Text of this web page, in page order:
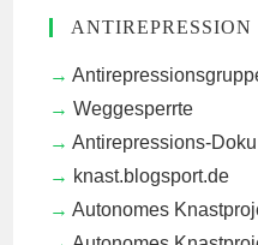
ANTIREPRESSION
Weggesperrte
Antirepressions-Doku
knast.blogsport.de
Autonomes